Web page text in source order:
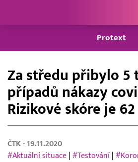
Protext
Za středu přibylo 5
případů nákazy
Rizikové skóre je 62
ČTK - 19.11.2020
#Aktuální situace #Testování